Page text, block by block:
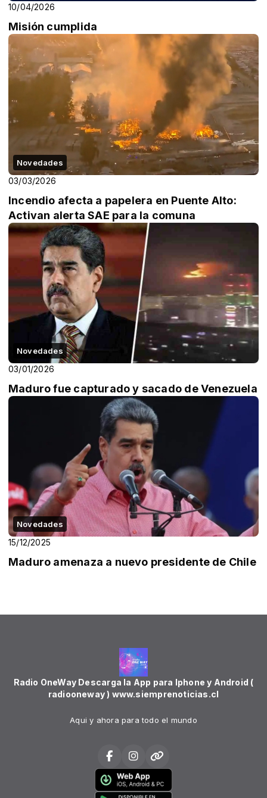
10/04/2026
Misión cumplida
Novedades
03/03/2026
Incendio afecta a papelera en Puente Alto:
Activan alerta SAE para la comuna
Novedades
03/01/2026
Maduro fue capturado y sacado de Venezuela
Novedades
15/12/2025
Maduro amenaza a nuevo presidente de Chile
Radio OneWay Descarga la App para Iphone y Android (
radiooneway ) www.siemprenoticias.cl
Aqui y ahora para todo el mundo